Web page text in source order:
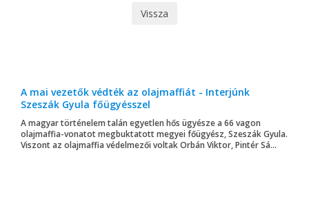
Vissza
A mai vezetők védték az olajmaffiát - Interjúnk
Szeszák Gyula főügyésszel
A magyar történelem talán egyetlen hős ügyésze a 66 vagon
olajmaffia-vonatot megbuktatott megyei főügyész, Szeszák Gyula.
Viszont az olajmaffia védelmezői voltak Orbán Viktor, Pintér Sá...